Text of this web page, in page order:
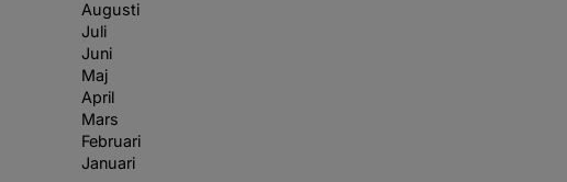
Augusti
Juli
Juni
Maj
April
Mars
Februari
Januari